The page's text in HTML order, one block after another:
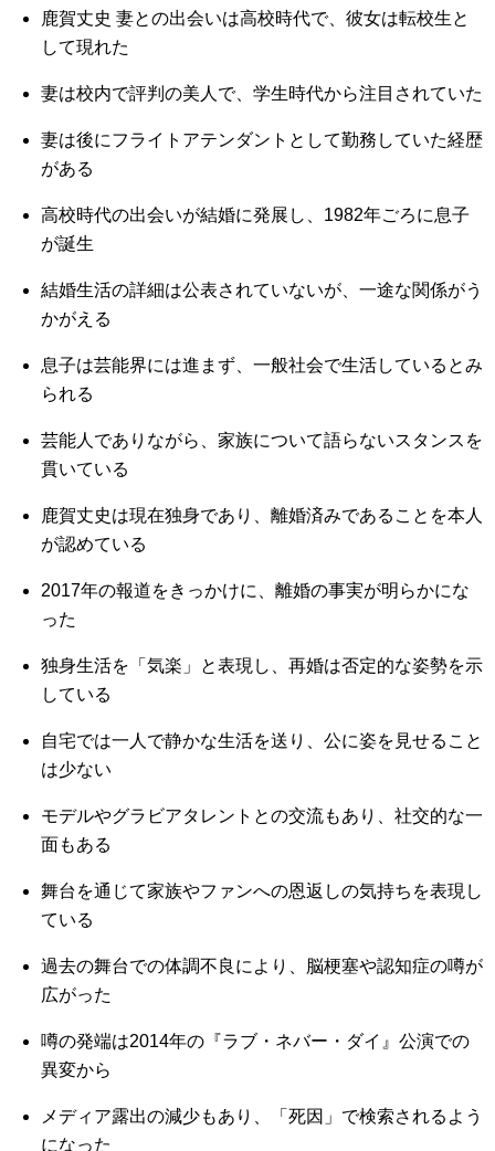
鹿賀丈史 妻との出会いは高校時代で、彼女は転校生と
して現れた
妻は校内で評判の美人で、学生時代から注目されていた
妻は後にフライトアテンダントとして勤務していた経歴
がある
高校時代の出会いが結婚に発展し、1982年ごろに息子
が誕生
結婚生活の詳細は公表されていないが、一途な関係がう
かがえる
息子は芸能界には進まず、一般社会で生活しているとみ
られる
芸能人でありながら、家族について語らないスタンスを
貫いている
鹿賀丈史は現在独身であり、離婚済みであることを本人
が認めている
2017年の報道をきっかけに、離婚の事実が明らかにな
った
独身生活を「気楽」と表現し、再婚は否定的な姿勢を示
している
自宅では一人で静かな生活を送り、公に姿を見せること
は少ない
モデルやグラビアタレントとの交流もあり、社交的な一
面もある
舞台を通じて家族やファンへの恩返しの気持ちを表現し
ている
過去の舞台での体調不良により、脳梗塞や認知症の噂が
広がった
噂の発端は2014年の『ラブ・ネバー・ダイ』公演での
異変から
メディア露出の減少もあり、「死因」で検索されるよう
になった